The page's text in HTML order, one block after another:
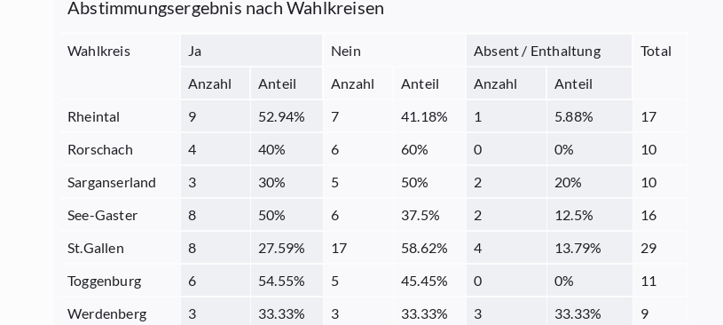
Abstimmungsergebnis nach Wahlkreisen
Wahlkreis Ja Nein Absent / Enthaltung
Total
Anzahl
Anteil Anzahl Anteil Anzahl
Anteil
Rheintal
9 52.94% 7 41.18% 1 5.88%
17
Rorschach
4 40% 6 60% 0 0%
10
Sarganserland
3 30% 5 50% 2 20%
10
See-Gaster
8 50% 6 37.5% 2 12.5%
16
St.Gallen
8 27.59% 17 58.62% 4 13.79%
29
Toggenburg
6 54.55% 5 45.45% 0 0%
11
Werdenberg
3 33.33% 3 33.33% 3 33.33%
9